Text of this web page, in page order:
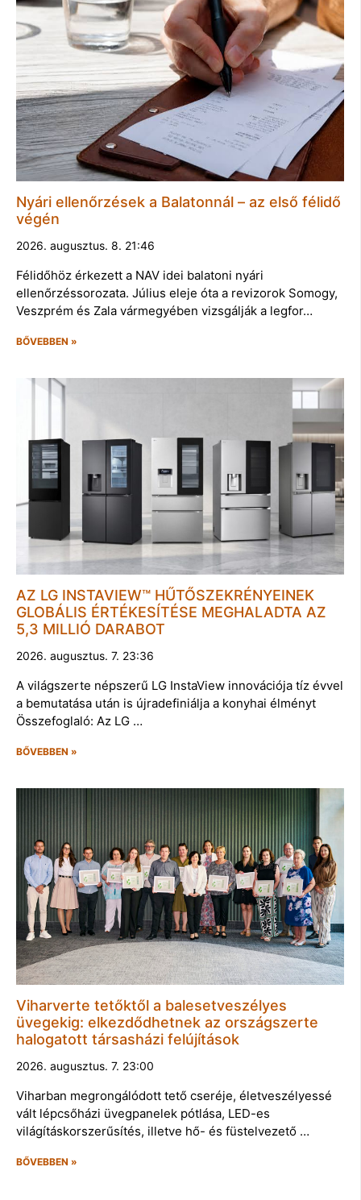
Nyári ellenőrzések a Balatonnál – az első félidő
végén
2026. augusztus. 8. 21:46
Félidőhöz érkezett a NAV idei balatoni nyári
ellenőrzéssorozata. Július eleje óta a revizorok Somogy,
Veszprém és Zala vármegyében vizsgálják a legfor…
BŐVEBBEN »
AZ LG INSTAVIEW™ HŰTŐSZEKRÉNYEINEK
GLOBÁLIS ÉRTÉKESÍTÉSE MEGHALADTA AZ
5,3 MILLIÓ DARABOT
2026. augusztus. 7. 23:36
A világszerte népszerű LG InstaView innovációja tíz évvel
a bemutatása után is újradefiniálja a konyhai élményt
Összefoglaló: Az LG …
BŐVEBBEN »
Viharverte tetőktől a balesetveszélyes
üvegekig: elkezdődhetnek az országszerte
halogatott társasházi felújítások
2026. augusztus. 7. 23:00
Viharban megrongálódott tető cseréje, életveszélyessé
vált lépcsőházi üvegpanelek pótlása, LED-es
világításkorszerűsítés, illetve hő- és füstelvezető …
BŐVEBBEN »